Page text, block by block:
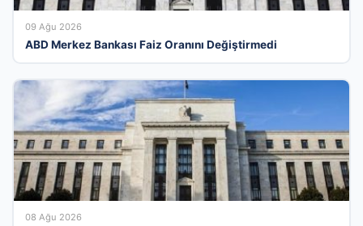
09 Ağu 2026
ABD Merkez Bankası Faiz Oranını Değiştirmedi
08 Ağu 2026